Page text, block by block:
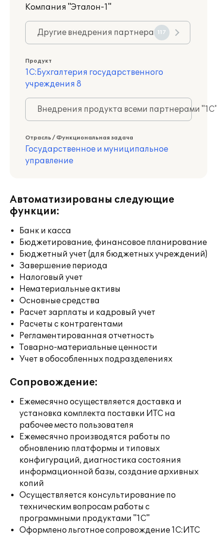
Компания "Эталон-1"
Другие внедрения партнера 117
Продукт
1С:Бухгалтерия государственного
учреждения 8
Внедрения продукта всеми партнерами
Отрасль / Функциональная задача
Государственное и муниципальное
управление
Автоматизированы следующие
функции:
Банк и касса
Бюджетирование, финансовое планирование
Бюджетный учет (для бюджетных учреждений)
Завершение периода
Налоговый учет
Нематериальные активы
Основные средства
Расчет зарплаты и кадровый учет
Расчеты с контрагентами
Регламентированная отчетность
Товарно-материальные ценности
Учет в обособленных подразделениях
Сопровождение:
Ежемесячно осуществляется доставка и
установка комплекта поставки ИТС на
рабочее место пользователя
Ежемесячно производятся работы по
обновлению платформы и типовых
конфигураций, диагностика состояния
информационной базы, создание архивных
копий
Осуществляется консультирование по
техническим вопросам работы с
программными продуктами "1С"
Оформлено льготное сопровождение 1С:ИТС